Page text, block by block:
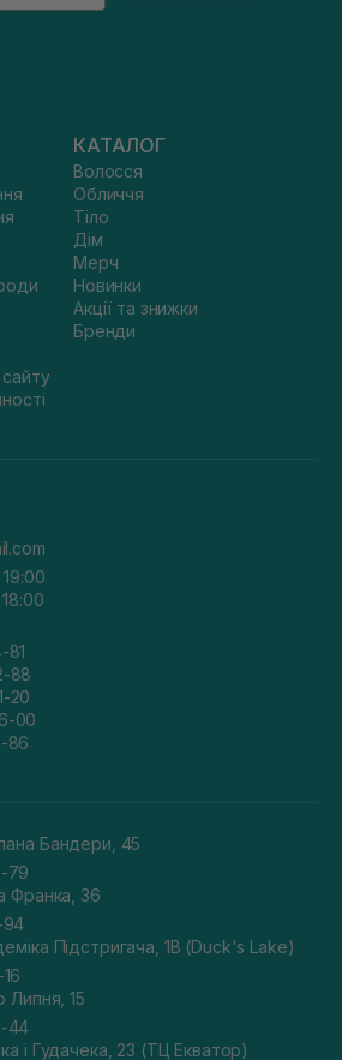
КАТАЛОГ
Волосся
Обличчя
Тіло
Дім
Мерч
Новинки
Акції та знижки
Бренди
81
88
20
00
86
Бандери, 45
79
Франка, 36
94
Підстригача, 1В (Duck's Lake)
Липня, 15
44
і Гудачека, 23 (ТЦ Екватор)